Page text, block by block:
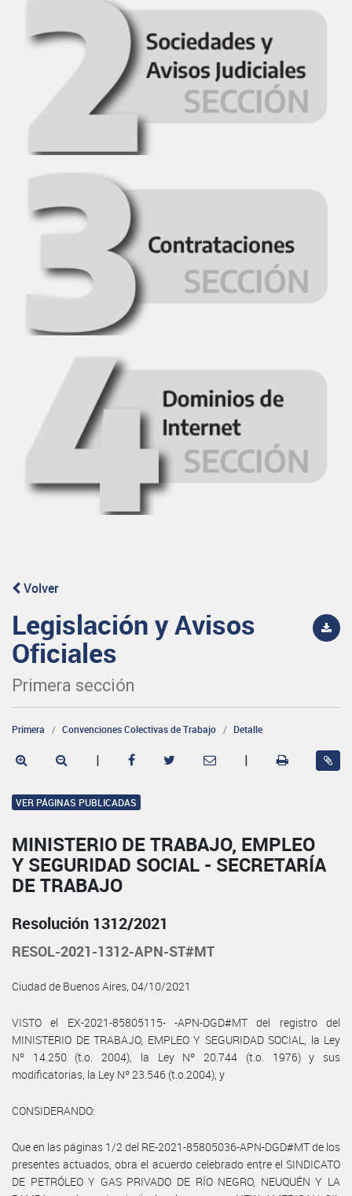
Volver
Legislación y Avisos
Oficiales
Primera sección
Primera Convenciones Colectivas de Trabajo Detalle
| |
VER PÁGINAS PUBLICADAS
MINISTERIO DE TRABAJO, EMPLEO
Y SEGURIDAD SOCIAL - SECRETARÍA
DE TRABAJO
Resolución 1312/2021
RESOL-2021-1312-APN-ST#MT
Ciudad de Buenos Aires, 04/10/2021
VISTO el EX-2021-85805115- -APN-DGD#MT del registro del
MINISTERIO DE TRABAJO, EMPLEO Y SEGURIDAD SOCIAL, la Ley
Nº 14.250 (t.o. 2004), la Ley Nº 20.744 (t.o. 1976) y sus
modificatorias, la Ley Nº 23.546 (t.o.2004), y
CONSIDERANDO:
Que en las páginas 1/2 del RE-2021-85805036-APN-DGD#MT de los
presentes actuados, obra el acuerdo celebrado entre el SINDICATO
DE PETRÓLEO Y GAS PRIVADO DE RÍO NEGRO, NEUQUÉN Y LA